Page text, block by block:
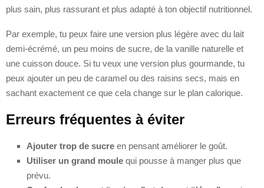
plus sain, plus rassurant et plus adapté à ton objectif nutritionnel.
Par exemple, tu peux faire une version plus légère avec du lait
demi-écrémé, un peu moins de sucre, de la vanille naturelle et
une cuisson douce. Si tu veux une version plus gourmande, tu
peux ajouter un peu de caramel ou des raisins secs, mais en
sachant exactement ce que cela change sur le plan calorique.
Erreurs fréquentes à éviter
Ajouter trop de sucre en pensant améliorer le goût.
Utiliser un grand moule qui pousse à manger plus que
prévu.